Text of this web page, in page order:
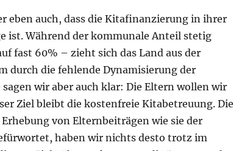
eben auch, dass die Kitafinanzierung in ihrer
ist. Während der kommunale Anteil stetig
fast 60% – zieht sich das Land aus der
durch die fehlende Dynamisierung der
wir aber auch klar: Die Eltern wollen wir
Ziel bleibt die kostenfreie Kitabetreuung. Die
von Elternbeiträgen wie sie der
haben wir nichts desto trotz im